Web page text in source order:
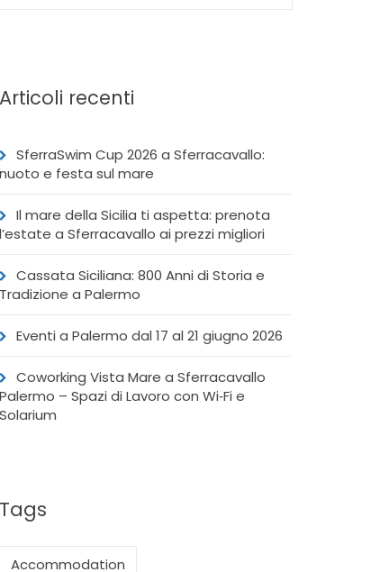
Articoli recenti
SferraSwim Cup 2026 a Sferracavallo:
nuoto e festa sul mare
Il mare della Sicilia ti aspetta: prenota
l’estate a Sferracavallo ai prezzi migliori
Cassata Siciliana: 800 Anni di Storia e
Tradizione a Palermo
Eventi a Palermo dal 17 al 21 giugno 2026
Coworking Vista Mare a Sferracavallo
Palermo – Spazi di Lavoro con Wi‑Fi e
Solarium
Tags
Accommodation